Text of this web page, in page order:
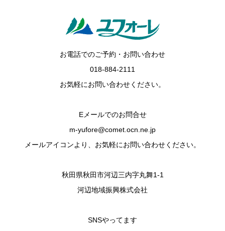
お電話でのご予約・お問い合わせ
018-884-2111
お気軽にお問い合わせください。
Eメールでのお問合せ
m-yufore@comet.ocn.ne.jp
メールアイコンより、お気軽にお問い合わせください。
秋田県秋田市河辺三内字丸舞1-1
河辺地域振興株式会社
SNSやってます